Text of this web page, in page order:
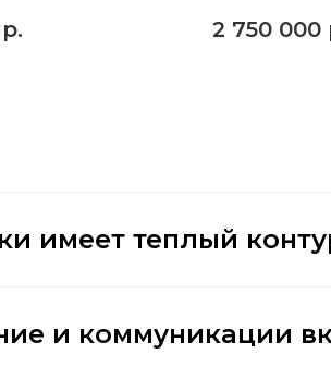
р. 2 750 000
имеет теплый
и коммуникации